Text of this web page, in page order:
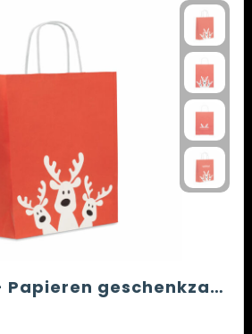
BAO MEDIUM - Papieren geschenkzakje (M)